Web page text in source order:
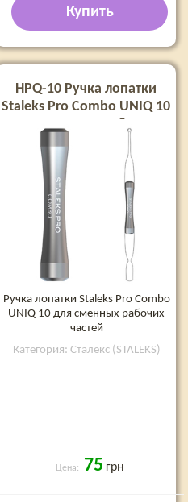
Купить
HPQ-10 Ручка лопатки
Staleks Pro Combo UNIQ 10
для сменных рабочих
Ручка лопатки Staleks Pro Combo
UNIQ 10 для сменных рабочих
частей
Категория: Сталекс (STALEKS)
Цена: 75 грн